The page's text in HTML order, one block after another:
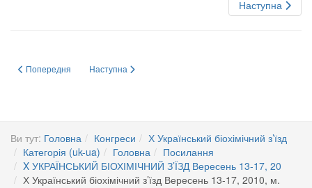
Наступна
Попередня стаття: X Ukrainian biochemical congress, September 13-17,
Попередня Наступна стаття: Х Український біохімічний з’їзд
Наступна
Ви тут: Головна Конгреси
Х Український біохімічний з’їзд
Категорія (uk-ua)
Головна
Посилання
X УКРАЇНСЬКИЙ БІОХІМІЧНИЙ З’ЇЗД Вересень 13-17, 20
Х Український біохімічний з’їзд Вересень 13-17, 2010, м.